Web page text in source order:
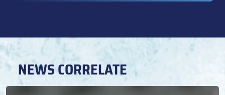
NEWS CORRELATE